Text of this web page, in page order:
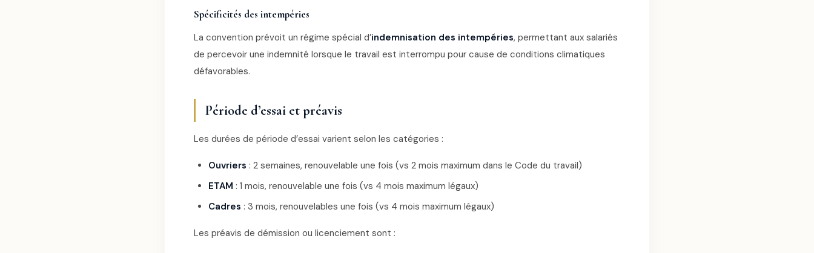
Spécificités des intempéries
La convention prévoit un régime spécial d’indemnisation des intempéries, permettant aux salariés
de percevoir une indemnité lorsque le travail est interrompu pour cause de conditions climatiques
défavorables.
Période d’essai et préavis
Les durées de période d’essai varient selon les catégories :
Ouvriers : 2 semaines, renouvelable une fois (vs 2 mois maximum dans le Code du travail)
ETAM : 1 mois, renouvelable une fois (vs 4 mois maximum légaux)
Cadres : 3 mois, renouvelables une fois (vs 4 mois maximum légaux)
Les préavis de démission ou licenciement sont :